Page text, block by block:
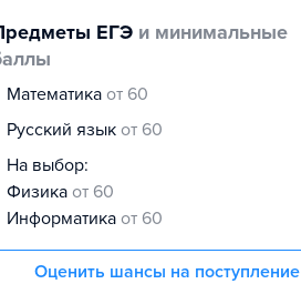
ЕГЭ и минимальные
математика от 60
русский язык от 60
На выбор:
физика от 60
информатика от 60
Оценить шансы на поступление